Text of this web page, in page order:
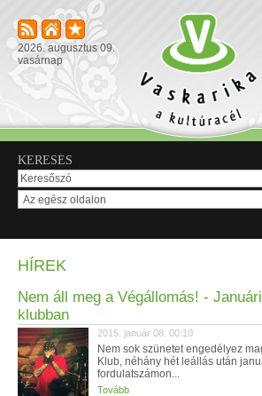
2026. augusztus 09.
vasárnap
KERESÉS
HÍREK
Nem áll meg a Végállomás! -
klubban
2015. január 08. 00:10
Nem sok szünetet engedélyez
Klub, néhány hét leállás után
fordulatszámon...
Tovább